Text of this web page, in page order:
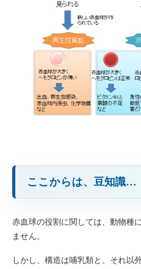
ここからは、豆知識…
赤血球の役割に関しては、動物種
ません。
しかし、構造は哺乳類と、それ以